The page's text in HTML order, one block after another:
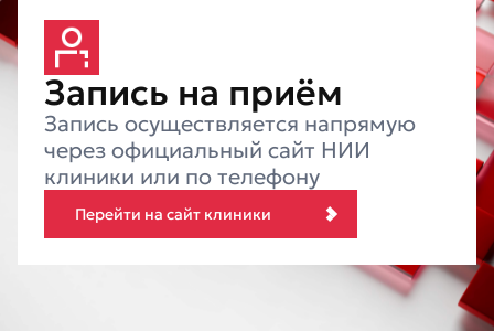
Запись на приём
Запись осуществляется напрямую
через официальный сайт НИИ
клиники или по телефону
Перейти на сайт клиники